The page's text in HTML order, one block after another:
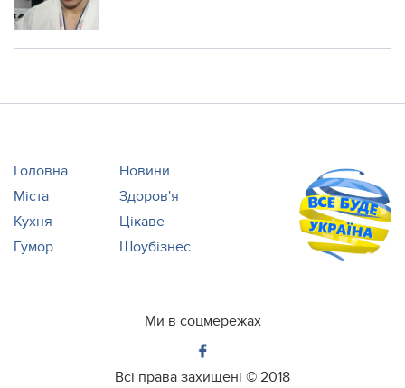
Головна
Новини
Міста
Здоров'я
Кухня
Цікаве
Гумор
Шоубізнес
Ми в соцмережах
Всі права захищені © 2018